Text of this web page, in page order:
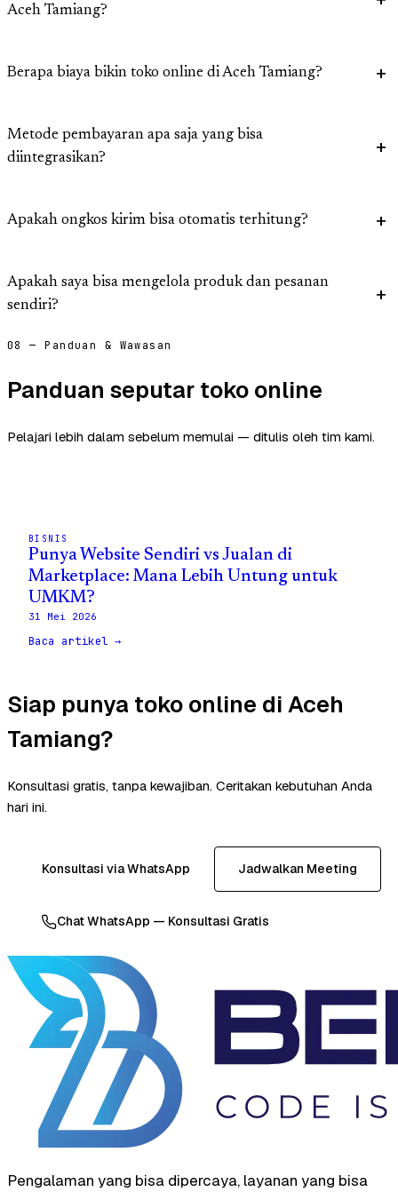
Aceh Tamiang?
Berapa biaya bikin toko online di Aceh Tamiang?
Metode pembayaran apa saja yang bisa
diintegrasikan?
Apakah ongkos kirim bisa otomatis terhitung?
Apakah saya bisa mengelola produk dan pesanan
sendiri?
08 — Panduan & Wawasan
Panduan seputar toko online
Pelajari lebih dalam sebelum memulai — ditulis oleh tim kami.
BISNIS
Punya Website Sendiri vs Jualan di
Marketplace: Mana Lebih Untung untuk
UMKM?
31 Mei 2026
Baca artikel →
Siap punya toko online di Aceh
Tamiang?
Konsultasi gratis, tanpa kewajiban. Ceritakan kebutuhan Anda
hari ini.
Konsultasi via WhatsApp Jadwalkan Meeting
Chat WhatsApp — Konsultasi Gratis
Pengalaman yang bisa dipercaya, layanan yang bisa